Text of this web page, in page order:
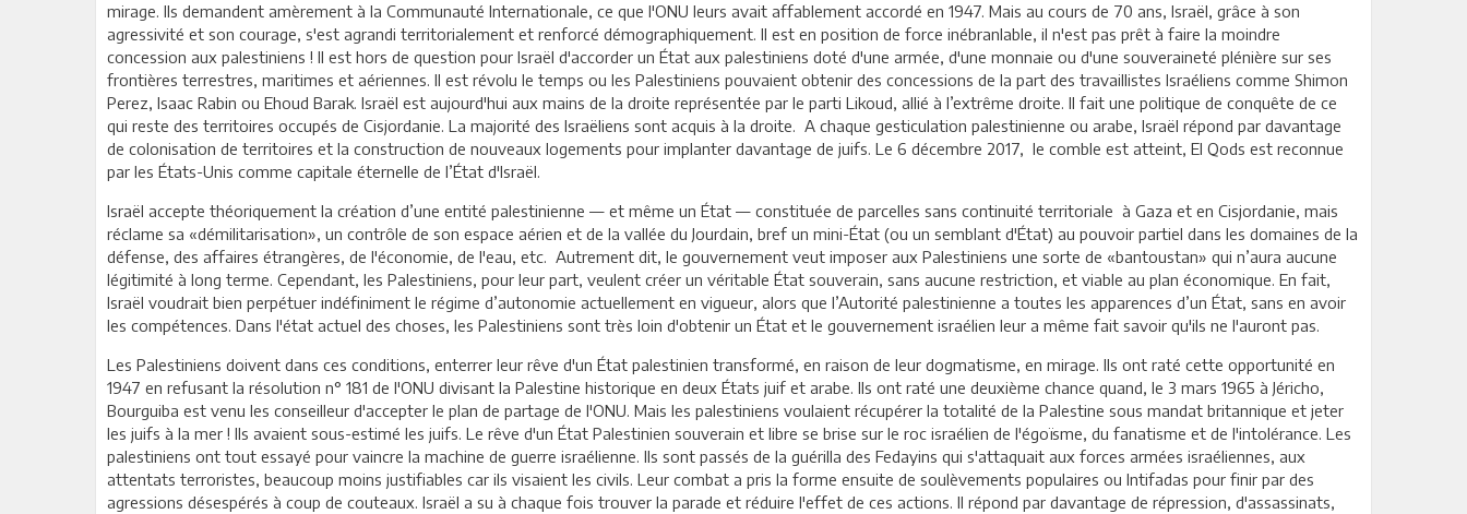
mirage. Ils demandent amèrement à la Communauté Internationale, ce que l'ONU leurs avait affablement accordé en 1947. Mais au cours de 70 ans, Israël, grâce à son
agressivité et son courage, s'est agrandi territorialement et renforcé démographiquement. Il est en position de force inébranlable, il n'est pas prêt à faire la moindre
concession aux palestiniens ! Il est hors de question pour Israël d'accorder un État aux palestiniens doté d'une armée, d'une monnaie ou d'une souveraineté plénière sur ses
frontières terrestres, maritimes et aériennes. Il est révolu le temps ou les Palestiniens pouvaient obtenir des concessions de la part des travaillistes Israéliens comme Shimon
Perez, Isaac Rabin ou Ehoud Barak. Israël est aujourd'hui aux mains de la droite représentée par le parti Likoud, allié à l’extrême droite. Il fait une politique de conquête de ce
qui reste des territoires occupés de Cisjordanie. La majorité des Israëliens sont acquis à la droite. A chaque gesticulation palestinienne ou arabe, Israël répond par davantage
de colonisation de territoires et la construction de nouveaux logements pour implanter davantage de juifs. Le 6 décembre 2017, le comble est atteint, El Qods est reconnue
par les États-Unis comme capitale éternelle de l’État d'Israël.
Israël accepte théoriquement la création d’une entité palestinienne — et même un État — constituée de parcelles sans continuité territoriale à Gaza et en Cisjordanie, mais
réclame sa «démilitarisation», un contrôle de son espace aérien et de la vallée du Jourdain, bref un mini-État (ou un semblant d'État) au pouvoir partiel dans les domaines de la
défense, des affaires étrangères, de l'économie, de l'eau, etc. Autrement dit, le gouvernement veut imposer aux Palestiniens une sorte de «bantoustan» qui n’aura aucune
légitimité à long terme. Cependant, les Palestiniens, pour leur part, veulent créer un véritable État souverain, sans aucune restriction, et viable au plan économique. En fait,
Israël voudrait bien perpétuer indéfiniment le régime d’autonomie actuellement en vigueur, alors que l’Autorité palestinienne a toutes les apparences d’un État, sans en avoir
les compétences. Dans l'état actuel des choses, les Palestiniens sont très loin d'obtenir un État et le gouvernement israélien leur a même fait savoir qu'ils ne l'auront pas.
Les Palestiniens doivent dans ces conditions, enterrer leur rêve d'un État palestinien transformé, en raison de leur dogmatisme, en mirage. Ils ont raté cette opportunité en
1947 en refusant la résolution n° 181 de l'ONU divisant la Palestine historique en deux États juif et arabe. Ils ont raté une deuxième chance quand, le 3 mars 1965 à Jéricho,
Bourguiba est venu les conseilleur d'accepter le plan de partage de l'ONU. Mais les palestiniens voulaient récupérer la totalité de la Palestine sous mandat britannique et jeter
les juifs à la mer ! Ils avaient sous-estimé les juifs. Le rêve d'un État Palestinien souverain et libre se brise sur le roc israélien de l'égoïsme, du fanatisme et de l'intolérance. Les
palestiniens ont tout essayé pour vaincre la machine de guerre israélienne. Ils sont passés de la guérilla des Fedayins qui s'attaquait aux forces armées israéliennes, aux
attentats terroristes, beaucoup moins justifiables car ils visaient les civils. Leur combat a pris la forme ensuite de soulèvements populaires ou Intifadas pour finir par des
agressions désespérés à coup de couteaux. Israël a su à chaque fois trouver la parade et réduire l'effet de ces actions. Il répond par davantage de répression, d'assassinats,